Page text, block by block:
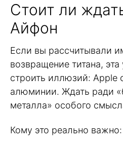
Стоит ли
Айфон
Если вы рассчитывали
возвращение титана, эта
строить иллюзий: Apple
алюминии. Ждать ради
металла» особого
Кому это реально важно: